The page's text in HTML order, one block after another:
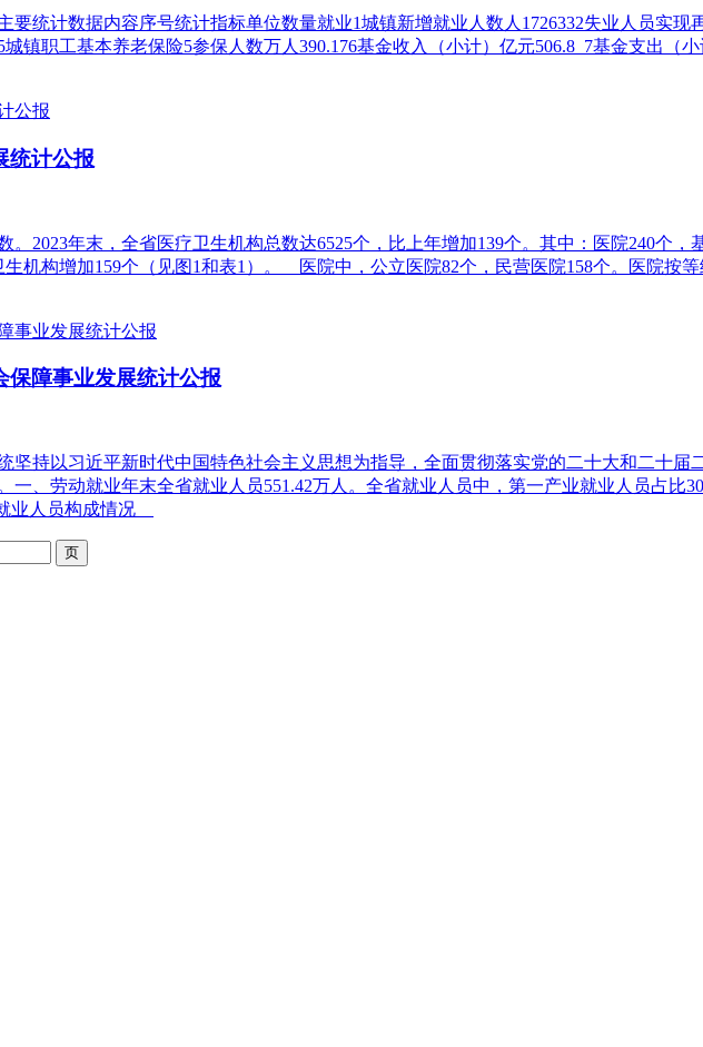
要统计数据内容序号统计指标单位数量就业1城镇新增就业人数人1726332失业人员实现
镇职工基本养老保险5参保人数万人390.176基金收入（小计）亿元506.8 7基金支出（
统计公报
2023年末，全省医疗卫生机构总数达6525个，比上年增加139个。其中：医院240个，
机构增加159个（见图1和表1）。 医院中，公立医院82个，民营医院158个。医院按
保障事业发展统计公报
坚持以习近平新时代中国特色社会主义思想为指导，全面贯彻落实党的二十大和二十
一、劳动就业年末全省就业人员551.42万人。全省就业人员中，第一产业就业人员占比
业人员构成情况